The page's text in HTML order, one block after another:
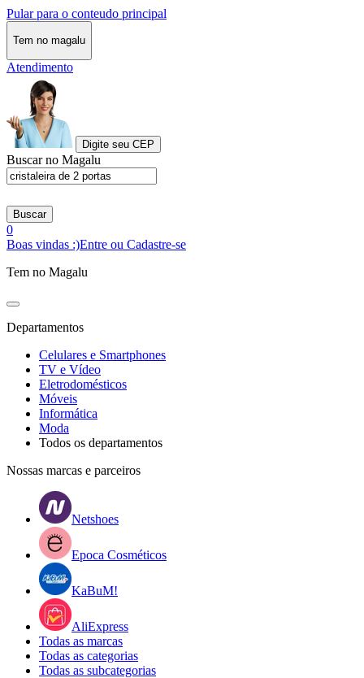
Pular para o conteudo principal
Tem no magalu
Atendimento
Digite seu CEP
Buscar no Magalu
Buscar
0
Boas vindas :)Entre ou Cadastre-se
Tem no Magalu
Departamentos
Celulares e Smartphones
TV e Vídeo
Eletrodomésticos
Móveis
Informática
Moda
Todos os departamentos
Nossas marcas e parceiros
Netshoes
Epoca Cosméticos
KaBuM!
AliExpress
Todas as marcas
Todas as categorias
Todas as subcategorias